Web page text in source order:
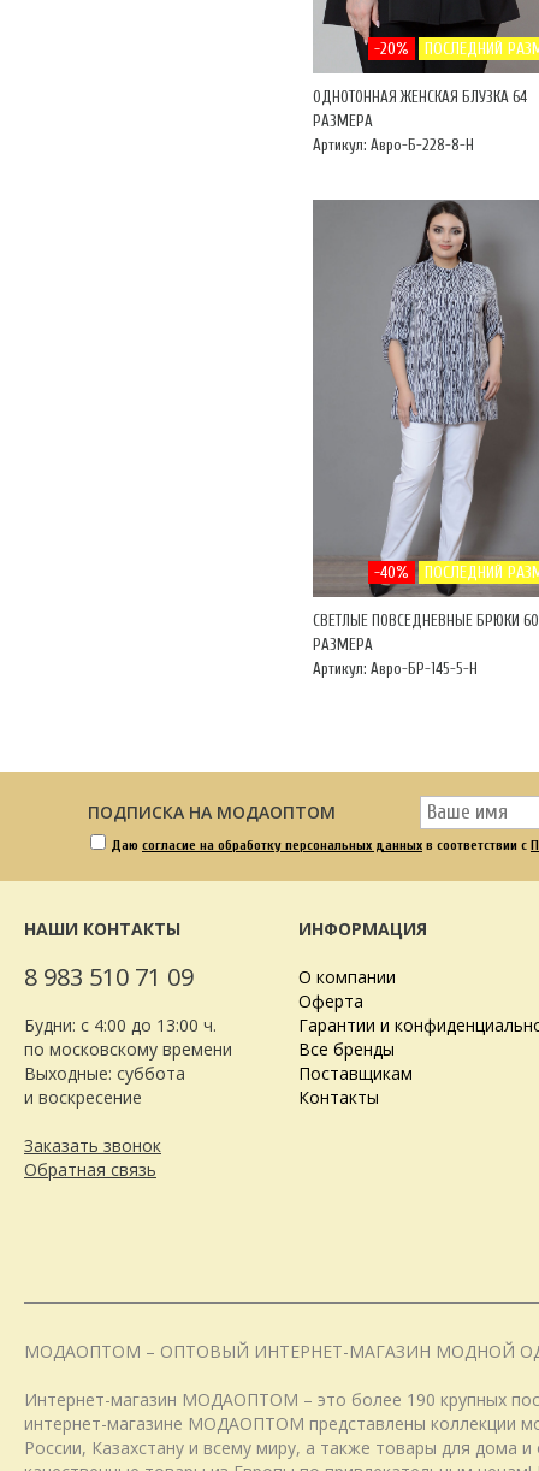
-20% ПОСЛЕДНИЙ
ОДНОТОННАЯ ЖЕНСКАЯ БЛУЗКА 64
РАЗМЕРА
Артикул: Авро-Б-228-8-Н
-40% ПОСЛЕДНИЙ
СВЕТЛЫЕ ПОВСЕДНЕВНЫЕ БРЮКИ 60
РАЗМЕРА
Артикул: Авро-БР-145-5-Н
ПОДПИСКА НА МОДАОПТОМ
Даю согласие на обработку персональных данных в соответствии с
НАШИ КОНТАКТЫ
8 983 510 71 09
Будни: с 4:00 до 13:00 ч.
по московскому времени
Выходные: суббота
и воскресение
Заказать звонок
Обратная связь
ИНФОРМАЦИЯ
О компании
Оферта
Гарантии и
Все бренды
Поставщикам
Контакты
МОДАОПТОМ – ОПТОВЫЙ ИНТЕРНЕТ-МАГАЗИН МОДНОЙ
Интернет-магазин МОДАОПТОМ – это более 190 крупных
интернет-магазине МОДАОПТОМ представлены коллекции
России, Казахстану и всему миру, а также товары для дома